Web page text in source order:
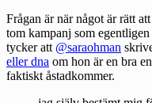
Frågan är när något är rätt
tom kampanj som
tycker att @saraohman
eller dna om hon är en bra
faktiskt åstadkommer.